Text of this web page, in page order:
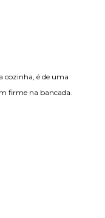
cozinha, é de uma
firme na bancada.